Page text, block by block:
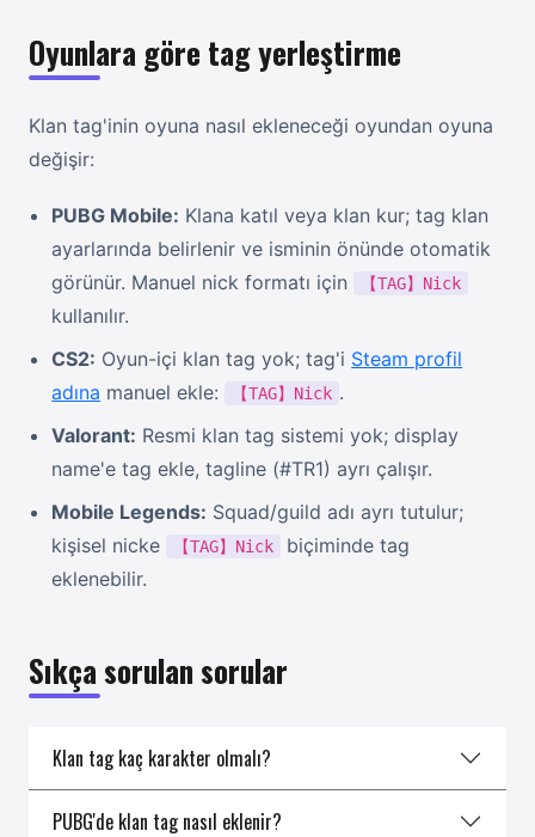
Oyunlara göre tag yerleştirme
Klan tag'inin oyuna nasıl ekleneceği oyundan oyuna
değişir:
PUBG Mobile: Klana katıl veya klan kur; tag klan
ayarlarında belirlenir ve isminin önünde otomatik
görünür. Manuel nick formatı için
【TAG】Nick
kullanılır.
CS2: Oyun-içi klan tag yok; tag'i Steam profil
adına manuel ekle: 【TAG】Nick .
Valorant: Resmi klan tag sistemi yok; display
name'e tag ekle, tagline (#TR1) ayrı çalışır.
Mobile Legends: Squad/guild adı ayrı tutulur;
kişisel nicke
【TAG】Nick
biçiminde tag
eklenebilir.
Sıkça sorulan sorular
Klan tag kaç karakter olmalı?
PUBG'de klan tag nasıl eklenir?